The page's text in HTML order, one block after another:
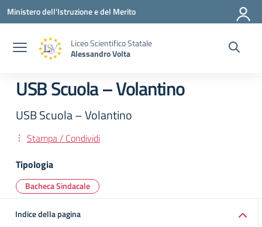
Vai ai contenuti
Vai al menu di navigazione
Vai al footer
Ministero dell'Istruzione e del Merito
Liceo Scientifico Statale
Alessandro Volta
USB Scuola – Volantino
USB Scuola – Volantino
Stampa / Condividi
Tipologia
Bacheca Sindacale
Indice della pagina